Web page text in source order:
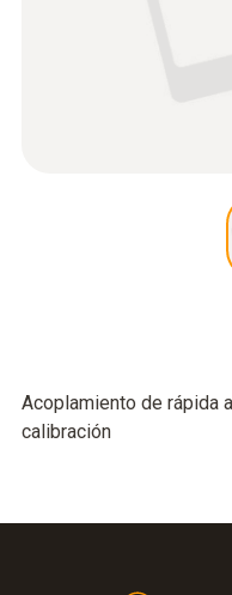
Acoplamiento de rápida
calibración